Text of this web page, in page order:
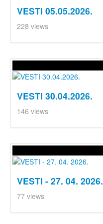
VESTI 05.05.2026.
228 views
VESTI 30.04.2026.
146 views
VESTI - 27. 04. 2026.
77 views